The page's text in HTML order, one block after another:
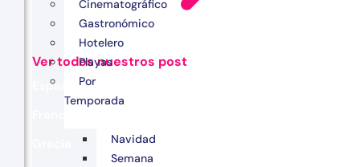
Ver todos nuestros post
España
Cinematográfico
Gastronómico
Hotelero
Playas
Por
Temporada
Navidad
Semana